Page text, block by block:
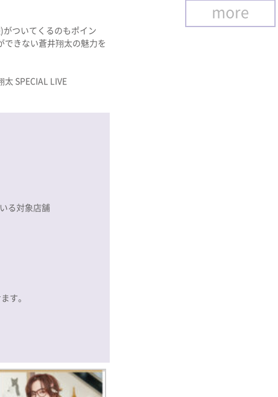
ついてくるのもポイン
できない蒼井翔太の魅力を
SPECIAL LIVE
る対象店舗
す。
more